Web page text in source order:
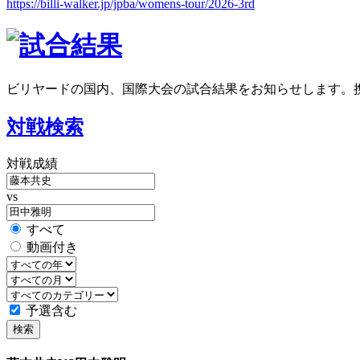
https://billi-walker.jp/jpba/womens-tour/2026-3rd
ビリヤードの国内、国際大会の試合結果をお知らせします。
対戦検索
対戦成績
vs
すべて
動画付き
予選含む
検索